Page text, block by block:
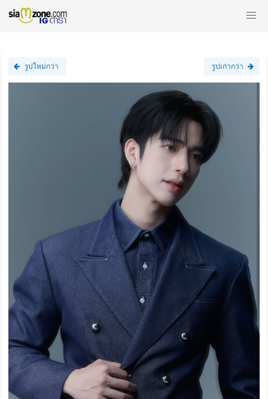
รูปใหม่กว่า รูปเก่ากว่า